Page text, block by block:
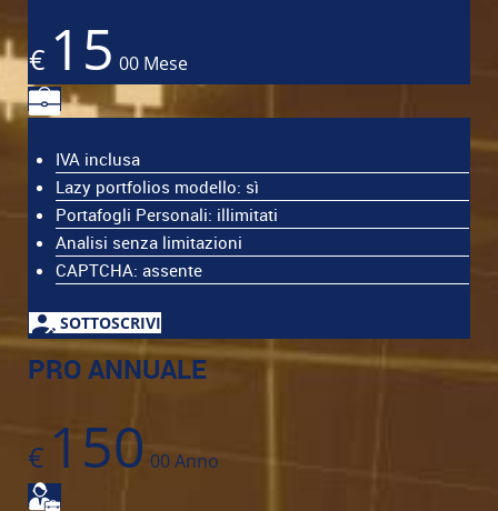
€ 15 00 Mese
IVA inclusa
Lazy portfolios modello: sì
Portafogli Personali: illimitati
Analisi senza limitazioni
CAPTCHA: assente
SOTTOSCRIVI
PRO ANNUALE
€ 150 00Anno